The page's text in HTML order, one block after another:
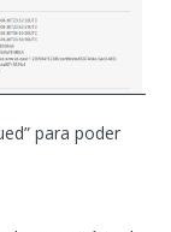
para poder